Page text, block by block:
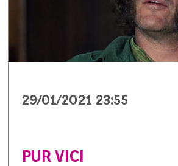
29/01/2021 23:55
PUR VICI